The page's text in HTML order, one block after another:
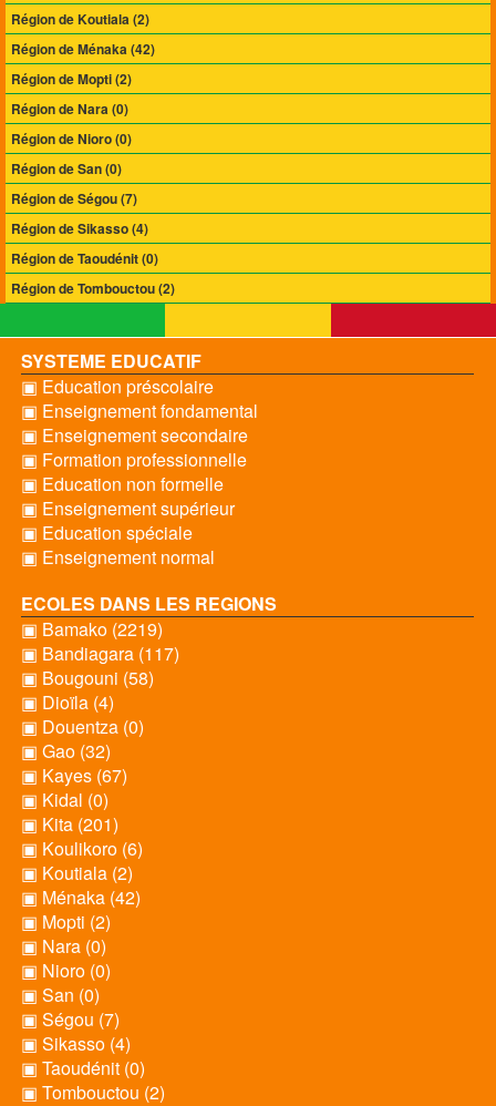
Région de Koutiala (2)
Région de Ménaka (42)
Région de Mopti (2)
Région de Nara (0)
Région de Nioro (0)
Région de San (0)
Région de Ségou (7)
Région de Sikasso (4)
Région de Taoudénit (0)
Région de Tombouctou (2)
SYSTEME EDUCATIF
▣ Education préscolaire
▣ Enseignement fondamental
▣ Enseignement secondaire
▣ Formation professionnelle
▣ Education non formelle
▣ Enseignement supérieur
▣ Education spéciale
▣ Enseignement normal
ECOLES DANS LES REGIONS
▣ Bamako (2219)
▣ Bandiagara (117)
▣ Bougouni (58)
▣ Dioïla (4)
▣ Douentza (0)
▣ Gao (32)
▣ Kayes (67)
▣ Kidal (0)
▣ Kita (201)
▣ Koulikoro (6)
▣ Koutiala (2)
▣ Ménaka (42)
▣ Mopti (2)
▣ Nara (0)
▣ Nioro (0)
▣ San (0)
▣ Ségou (7)
▣ Sikasso (4)
▣ Taoudénit (0)
▣ Tombouctou (2)